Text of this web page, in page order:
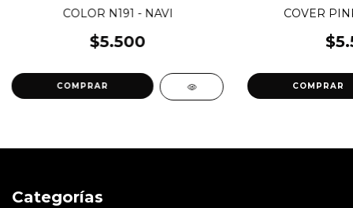
COLOR N191 - NAVI
$5.500
COVER
Categorías